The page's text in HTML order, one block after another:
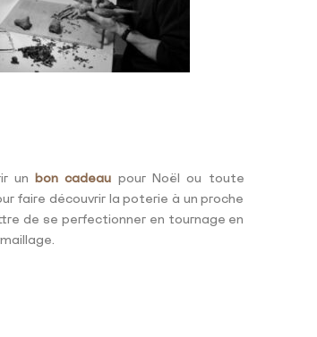
un bon cadeau pour Noël ou toute
faire découvrir la poterie à un proche
de se perfectionner en tournage en